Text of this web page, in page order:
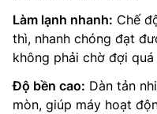
Làm lạnh nhanh: Chế
thì, nhanh chóng đạt
không phải chờ đợi quá
Độ bền cao: Dàn tản
mòn, giúp máy hoạt